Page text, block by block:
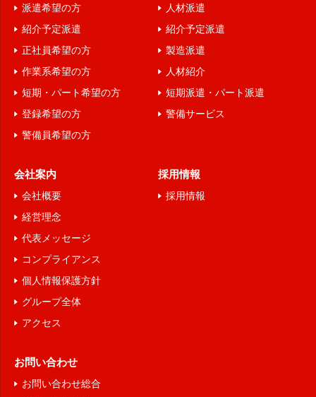
派遣希望の方
紹介予定派遣
正社員希望の方
作業系希望の方
短期・パート希望の方
登録希望の方
警備員希望の方
人材派遣
紹介予定派遣
製造派遣
人材紹介
短期派遣・パート派遣
警備サービス
会社案内
会社概要
経営理念
代表メッセージ
コンプライアンス
個人情報保護方針
グループ全体
アクセス
採用情報
採用情報
お問い合わせ
お問い合わせ総合